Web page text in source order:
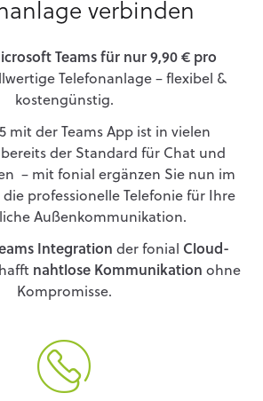
verbinden
Teams für nur 9,90 € pro
Telefonanlage – flexibel &
kostengünstig.
mit der Teams App ist in vielen
der Standard für Chat und
– mit fonial ergänzen Sie nun im
professionelle Telefonie für Ihre
Außenkommunikation.
Integration der fonial Cloud-
nahtlose Kommunikation ohne
Kompromisse.